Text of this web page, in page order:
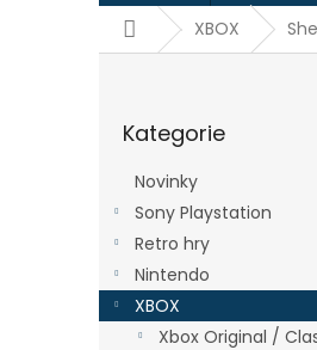
DomůXBOX
a
kategorie
Kategorie
Novinky
Sony Playstation
Retro hry
Nintendo
XBOX
Xbox Original /